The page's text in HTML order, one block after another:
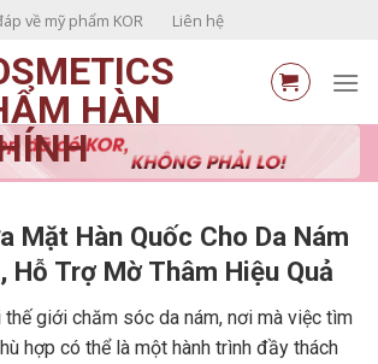
về mỹ phẩm KOR Liên hệ
Mặt Hàn Quốc Cho Da Nám
Hỗ Trợ Mờ Thâm Hiệu Quả
thế giới chăm sóc da nám, nơi mà việc tìm
hợp có thể là một hành trình đầy thách